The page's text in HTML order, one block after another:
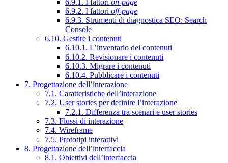
6.9.2. I fattori off-page
6.9.3. Strumenti di diagnostica SEO: Search
Console
6.10. Gestire i contenuti
6.10.1. L’inventario dei contenuti
6.10.2. Revisionare i contenuti
6.10.3. Migrare i contenuti
6.10.4. Pubblicare i contenuti
7. Progettazione dell’interazione
7.1. Caratteristiche dell’interazione
7.2. User stories per definire l’interazione
7.2.1. Differenza tra scenari e user stories
7.3. Flussi di interazione
7.4. Wireframe
7.5. Prototipi interattivi
8. Progettazione dell’interfaccia
8.1. Obiettivi dell’interfaccia